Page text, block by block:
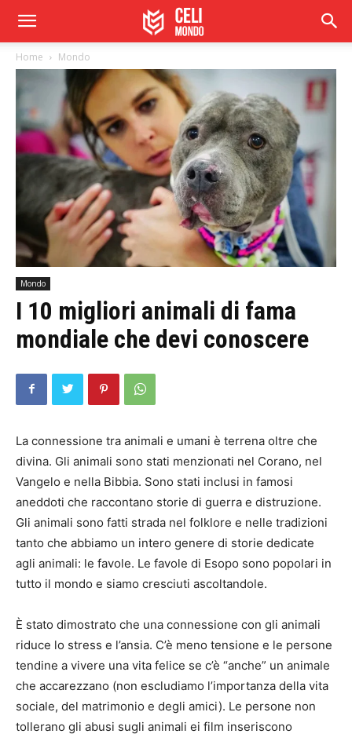
Home Mondo
Mondo
I 10 migliori animali di fama
mondiale che devi conoscere
La connessione tra animali e umani è terrena oltre che
divina. Gli animali sono stati menzionati nel Corano, nel
Vangelo e nella Bibbia. Sono stati inclusi in famosi
aneddoti che raccontano storie di guerra e distruzione.
Gli animali sono fatti strada nel folklore e nelle tradizioni
tanto che abbiamo un intero genere di storie dedicate
agli animali: le favole. Le favole di Esopo sono popolari in
tutto il mondo e siamo cresciuti ascoltandole.
È stato dimostrato che una connessione con gli animali
riduce lo stress e l’ansia. C’è meno tensione e le persone
tendine a vivere una vita felice se c’è “anche” un animale
che accarezzano (non escludiamo l’importanza della vita
sociale, del matrimonio e degli amici). Le persone non
tollerano gli abusi sugli animali ei film inseriscono